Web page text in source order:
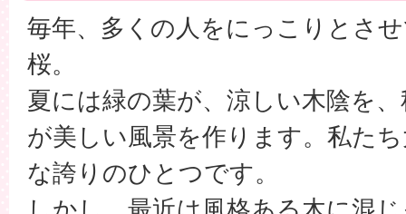
毎年、多くの人をにっこりとさ
桜。
夏には緑の葉が、涼しい木陰を
が美しい風景を作ります。私た
な誇りのひとつです。